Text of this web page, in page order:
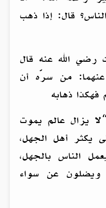
قال: إذا ذهب
رضي الله عنه قال
من سرَّه أن
ذهابه
يزال عالم يموت
يكثر أهل الجهل،
الناس بالجهل،
ويضلون عن سواء